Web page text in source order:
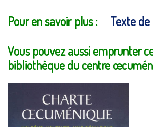
Pour en savoir plus : Texte
Vous pouvez aussi emprunter
bibliothèque du centre